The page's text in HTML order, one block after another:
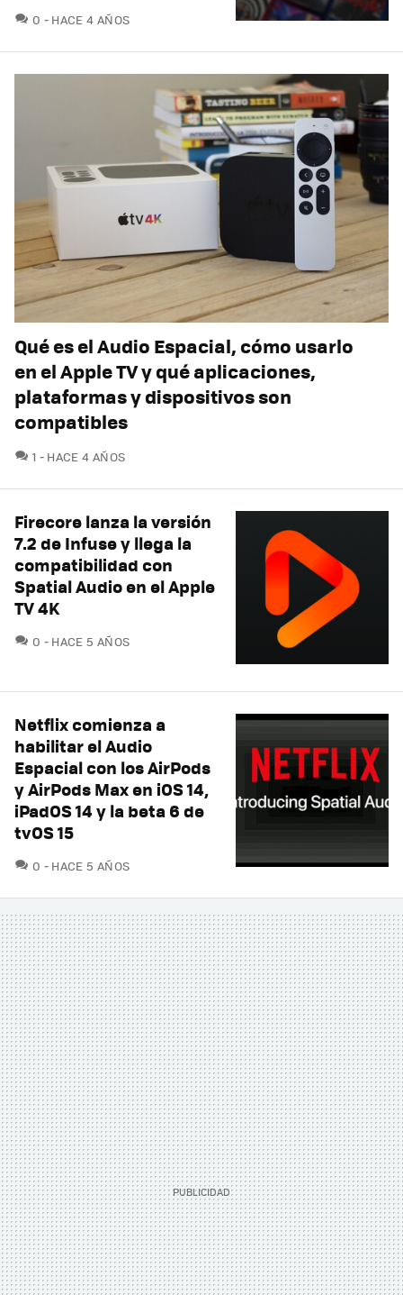
0 COMENTARIOS
HACE 4 AÑOS
Qué es el Audio Espacial, cómo usarlo
en el Apple TV y qué aplicaciones,
plataformas y dispositivos son
compatibles
1 COMENTARIOS
HACE 4 AÑOS
Firecore lanza la versión
7.2 de Infuse y llega la
compatibilidad con
Spatial Audio en el Apple
TV 4K
0 COMENTARIOS
HACE 5 AÑOS
Netflix comienza a
habilitar el Audio
Espacial con los AirPods
y AirPods Max en iOS 14,
iPadOS 14 y la beta 6 de
tvOS 15
0 COMENTARIOS
HACE 5 AÑOS